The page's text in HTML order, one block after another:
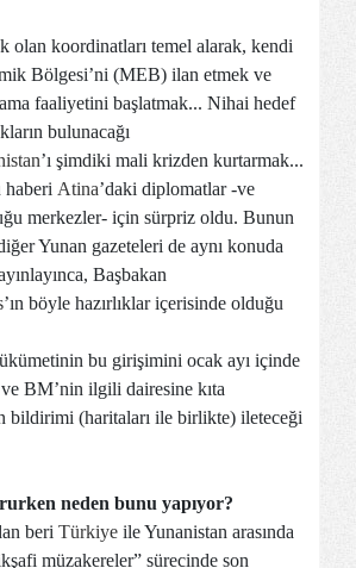
olan koordinatları temel alarak, kendi
Bölgesi’ni (MEB) ilan etmek ve
faaliyetini başlatmak... Nihai hedef
bulunacağı
’ı şimdiki mali krizden kurtarmak...
haberi Atina’daki diplomatlar -ve
merkezler- için sürpriz oldu. Bunun
Yunan gazeteleri de aynı konuda
Başbakan
’ın böyle hazırlıklar içerisinde olduğu
bu girişimini ocak ayı içinde
BM’nin ilgili dairesine kıta
bildirimi (haritaları ile birlikte) ileteceği
neden bunu yapıyor?
beri Türkiye ile Yunanistan arasında
müzakereler” sürecinde son